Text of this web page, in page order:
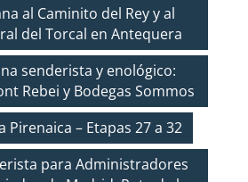
al Caminito del Rey y al
del Torcal en Antequera
senderista y enológico:
Rebei y Bodegas Sommos
Pirenaica – Etapas 27 a 32
para Administradores